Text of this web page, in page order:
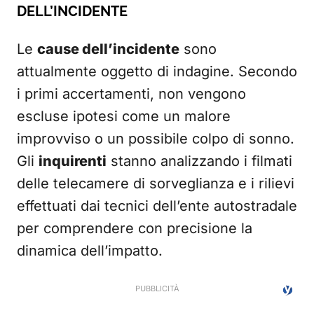
DELL’INCIDENTE
Le cause dell’incidente sono
attualmente oggetto di indagine. Secondo
i primi accertamenti, non vengono
escluse ipotesi come un malore
improvviso o un possibile colpo di sonno.
Gli inquirenti stanno analizzando i filmati
delle telecamere di sorveglianza e i rilievi
effettuati dai tecnici dell’ente autostradale
per comprendere con precisione la
dinamica dell’impatto.